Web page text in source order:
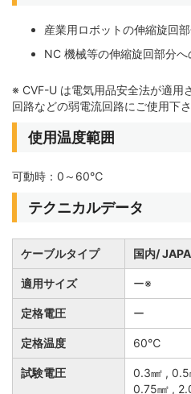
産業用ロボットの伸縮旋回
NC 機械等の伸縮旋回部分へ
※ CVF-U は電気用品安全法が適用
回路などの弱電流回路にご使用下さ
使用温度範囲
可動時：0～60℃
テクニカルデータ
ケーブルタイプ 国内/
適用サイズ ー※
定格電圧 ー
定格温度 60℃
試験電圧
0.3㎟ , 0.5
0.75㎟ ,